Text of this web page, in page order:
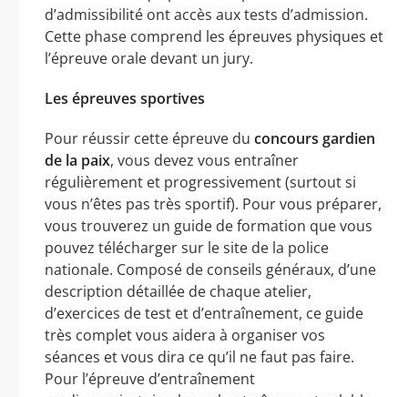
d’admissibilité ont accès aux tests d’admission.
Cette phase comprend les épreuves physiques et
l’épreuve orale devant un jury.
Les épreuves sportives
Pour réussir cette épreuve du concours gardien
de la paix, vous devez vous entraîner
régulièrement et progressivement (surtout si
vous n’êtes pas très sportif). Pour vous préparer,
vous trouverez un guide de formation que vous
pouvez télécharger sur le site de la police
nationale. Composé de conseils généraux, d’une
description détaillée de chaque atelier,
d’exercices de test et d’entraînement, ce guide
très complet vous aidera à organiser vos
séances et vous dira ce qu’il ne faut pas faire.
Pour l’épreuve d’entraînement